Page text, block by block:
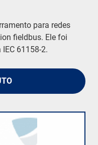
para redes
fieldbus. Ele foi
61158-2.